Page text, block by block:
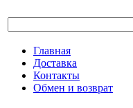
Главная
Доставка
Контакты
Обмен и возврат